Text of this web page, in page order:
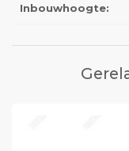
Inbouwhoogte: